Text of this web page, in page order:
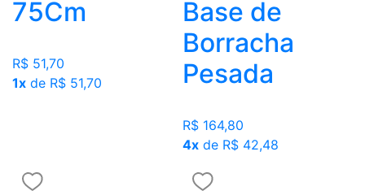
75Cm
R$ 51,70
1x de R$ 51,70
Base de
Borracha
Pesada
R$ 164,80
4x de R$ 42,48